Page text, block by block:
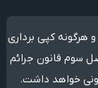
کپی برداری
منبع ممنوع می باشد. طبق ماده 12 فصل سوم قانون جرائم
خواهد داشت.